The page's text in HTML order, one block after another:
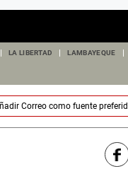
LA LIBERTAD LAMBAYEQUE
Correocomo fuente